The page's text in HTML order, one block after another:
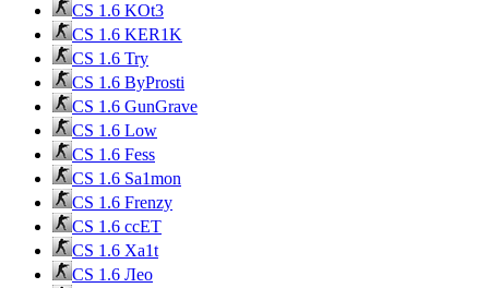
CS 1.6 KOt3
CS 1.6 KER1K
CS 1.6 Try
CS 1.6 ByProsti
CS 1.6 GunGrave
CS 1.6 Low
CS 1.6 Fess
CS 1.6 Sa1mon
CS 1.6 Frenzy
CS 1.6 ccET
CS 1.6 Xa1t
CS 1.6 Лео